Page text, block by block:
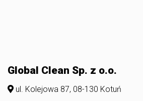
Global Clean Sp. z o.o.
ul. Kolejowa 87, 08-130 Kotuń